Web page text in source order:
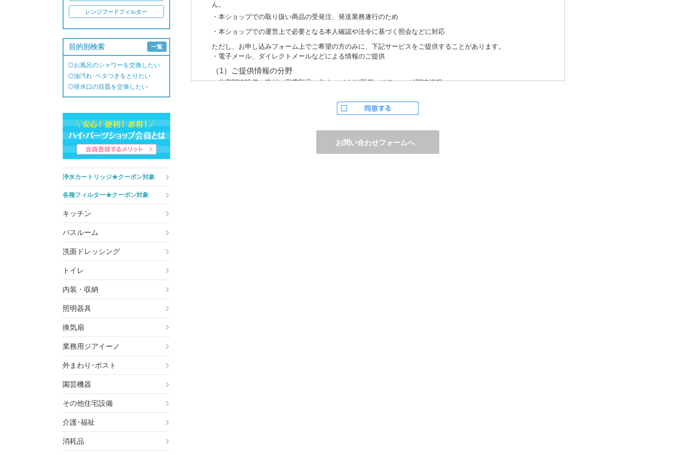
レンジフードフィルター
目的別検索 一覧
◎お風呂のシャワーを交換したい
◎油汚れ･ベタつきをとりたい
◎排水口の目皿を交換したい
浄水カートリッジ★クーポン対象
各種フィルター★クーポン対象
キッチン
バスルーム
洗面ドレッシング
トイレ
内装・収納
照明器具
換気扇
業務用ジアイーノ
外まわり･ポスト
園芸機器
その他住宅設備
介護･福祉
消耗品
ん。
・本ショップでの取り扱い商品の受発注、発送業務遂行のため
・本ショップでの運営上で必要となる本人確認や法令に基づく照会などに対応
ただし、お申し込みフォーム上でご希望の方のみに、下記サービスをご提供することがあります。
・電子メール、ダイレクトメールなどによる情報のご提供
（1）ご提供情報の分野
・住宅関連設備・建材、家電製品、住まいづくり(新築・リフォーム)関連情報
・キャンペーン、フェアー、イベントに関する情報ご提供
・アンケート、商品モニターに関する情報ご提供など